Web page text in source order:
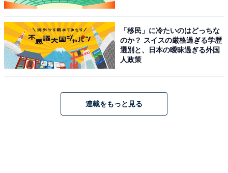
アクセス
所在地：栃木県日光市安川町2-53
交通手段：JR・東武日光駅からバスにて6分、徒歩にて
30分、タクシーにて5分／日光ICから5分
大人1名（参考価格）：29,700円
「移民」に冷たいのはどっちな
のか？ スイスの厳格過ぎる学歴
選別と、日本の曖昧過ぎる外国
人政策
連載をもっと見る